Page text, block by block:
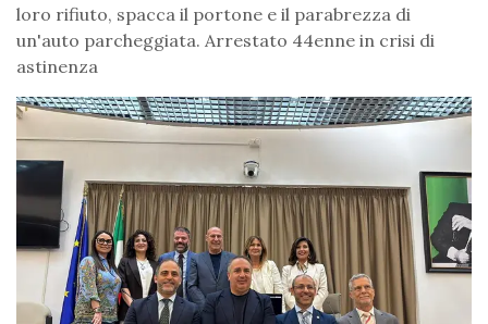
loro rifiuto, spacca il portone e il parabrezza di
un'auto parcheggiata. Arrestato 44enne in crisi di
astinenza